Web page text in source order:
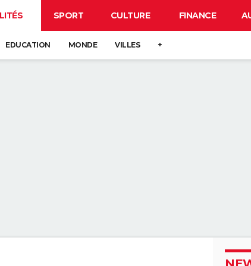
SPORT CULTURE FINANCE
EDUCATION MONDE VILLES +